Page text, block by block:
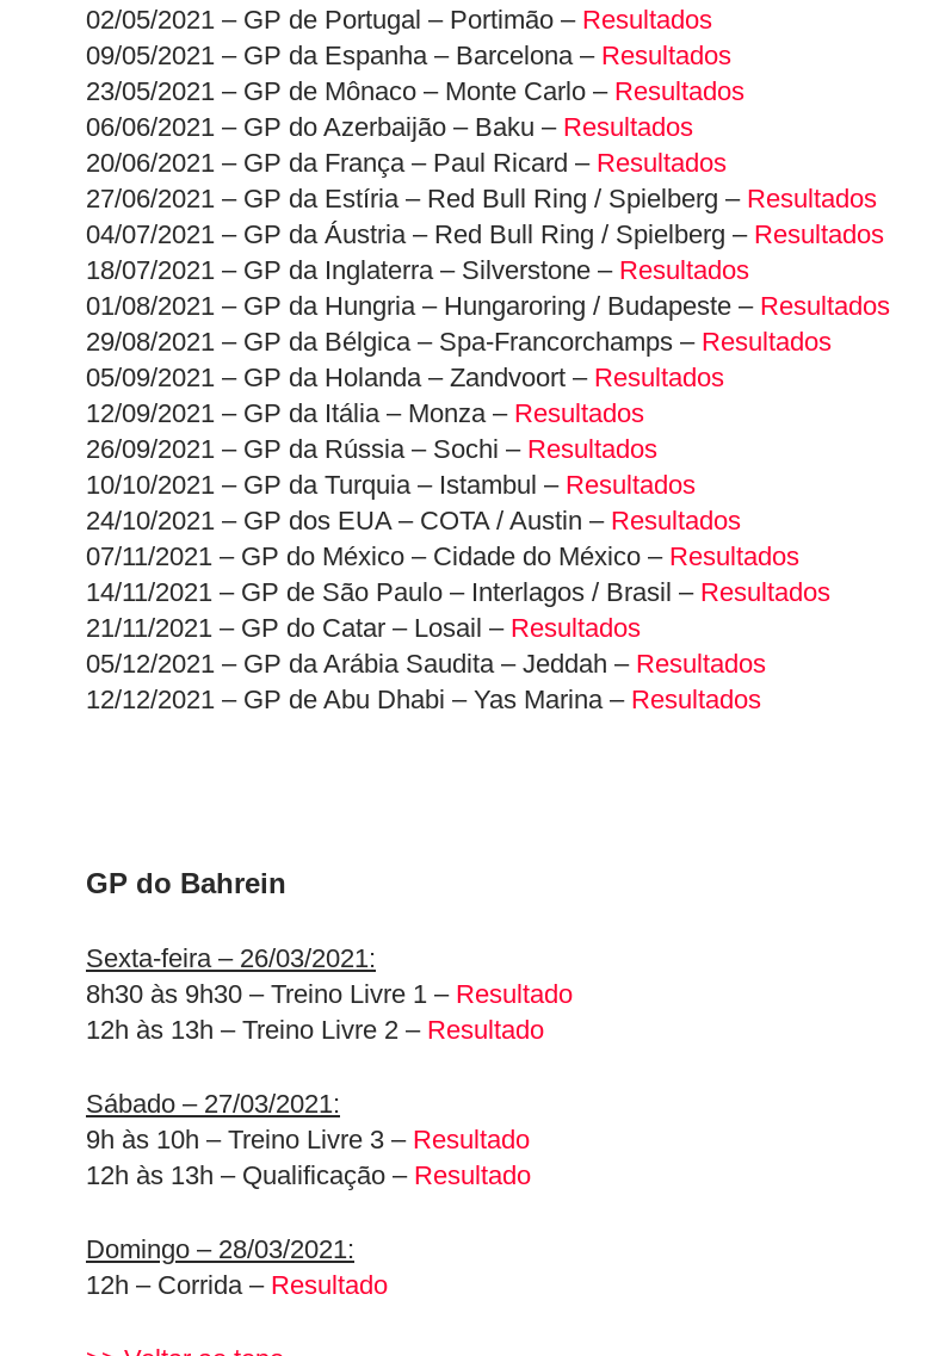
02/05/2021 – GP de Portugal – Portimão – Resultados
09/05/2021 – GP da Espanha – Barcelona – Resultados
23/05/2021 – GP de Mônaco – Monte Carlo – Resultados
06/06/2021 – GP do Azerbaijão – Baku – Resultados
20/06/2021 – GP da França – Paul Ricard – Resultados
27/06/2021 – GP da Estíria – Red Bull Ring / Spielberg – Resultados
04/07/2021 – GP da Áustria – Red Bull Ring / Spielberg – Resultados
18/07/2021 – GP da Inglaterra – Silverstone – Resultados
01/08/2021 – GP da Hungria – Hungaroring / Budapeste – Resultados
29/08/2021 – GP da Bélgica – Spa-Francorchamps – Resultados
05/09/2021 – GP da Holanda – Zandvoort – Resultados
12/09/2021 – GP da Itália – Monza – Resultados
26/09/2021 – GP da Rússia – Sochi – Resultados
10/10/2021 – GP da Turquia – Istambul – Resultados
24/10/2021 – GP dos EUA – COTA / Austin – Resultados
07/11/2021 – GP do México – Cidade do México – Resultados
14/11/2021 – GP de São Paulo – Interlagos / Brasil – Resultados
21/11/2021 – GP do Catar – Losail – Resultados
05/12/2021 – GP da Arábia Saudita – Jeddah – Resultados
12/12/2021 – GP de Abu Dhabi – Yas Marina – Resultados
GP do Bahrein
Sexta-feira – 26/03/2021:
8h30 às 9h30 – Treino Livre 1 – Resultado
12h às 13h – Treino Livre 2 – Resultado
Sábado – 27/03/2021:
9h às 10h – Treino Livre 3 – Resultado
12h às 13h – Qualificação – Resultado
Domingo – 28/03/2021:
12h – Corrida – Resultado